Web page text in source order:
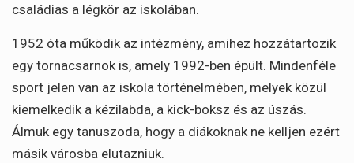
családias a légkör az iskolában.
1952 óta működik az intézmény, amihez hozzátartozik
egy tornacsarnok is, amely 1992-ben épült. Mindenféle
sport jelen van az iskola történelmében, melyek közül
kiemelkedik a kézilabda, a kick-boksz és az úszás.
Álmuk egy tanuszoda, hogy a diákoknak ne kelljen ezért
másik városba elutazniuk.